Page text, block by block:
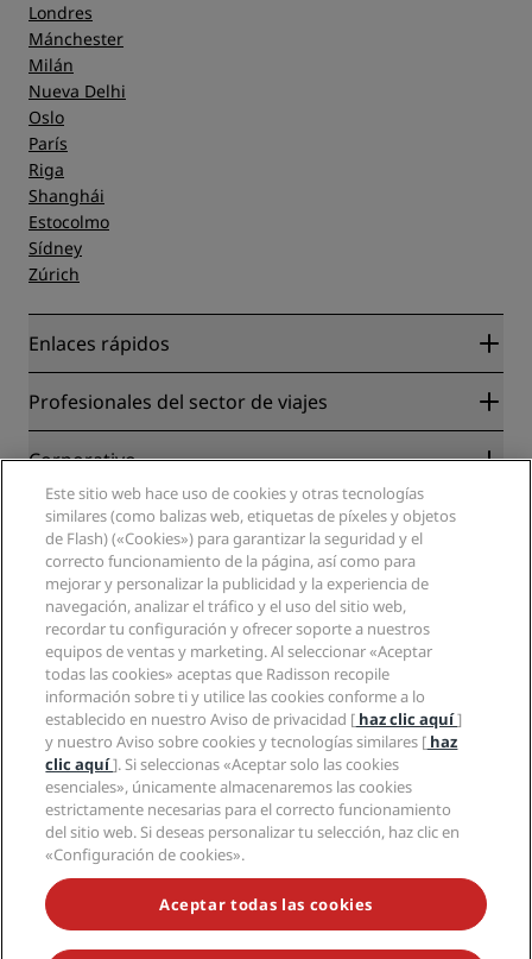
Londres
Mánchester
Milán
Nueva Delhi
Oslo
París
Riga
Shanghái
Estocolmo
Sídney
Zúrich
Enlaces rápidos
Radisson Rewards
Blog
Nuevos hoteles y próximas aperturas
Aplicación de Radisson Hotels
Hoteles Sports Approved
Hoteles ideales para familias
Salud y seguridad
Profesionales del sector de viajes
Colaboradores
Corporativo
Radisson Hotel Group
Medios
Empleos en RHG
Empleos en PPHE
Empleos en EHL
The Club by RHG
Oportunidades de desarrollo
Responsabilidad social corporativa
Compras
Información legal
Centro de privacidad
Aviso legal
Términos y condiciones de Radisson Rewards
Acuerdo de uso del sitio
Accesibilidad digital
Declaración sobre la esclavitud moderna
Ayuda
Avisos al consumidor
Contacto
Preguntas frecuentes
Mapa del sitio
Redes sociales
Marcas de Radisson Hotels
NO TE PIERDAS NUESTRAS OFERTAS MÁS POPULARES
Este sitio web hace uso de cookies y otras tecnologías
similares (como balizas web, etiquetas de píxeles y objetos
de Flash) («Cookies») para garantizar la seguridad y el
correcto funcionamiento de la página, así como para
mejorar y personalizar la publicidad y la experiencia de
navegación, analizar el tráfico y el uso del sitio web,
recordar tu configuración y ofrecer soporte a nuestros
equipos de ventas y marketing. Al seleccionar «Aceptar
todas las cookies» aceptas que Radisson recopile
información sobre ti y utilice las cookies conforme a lo
establecido en nuestro Aviso de privacidad [ haz clic aquí]
y nuestro Aviso sobre cookies y tecnologías similares [ haz
clic aquí]. Si seleccionas «Aceptar solo las cookies
esenciales», únicamente almacenaremos las cookies
estrictamente necesarias para el correcto funcionamiento
del sitio web. Si deseas personalizar tu selección, haz clic en
«Configuración de cookies».
Aceptar todas las cookies